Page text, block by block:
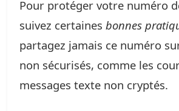
Pour protéger votre numéro
suivez certaines bonnes
partagez jamais ce numéro
non sécurisés, comme les
messages texte non cryptés.